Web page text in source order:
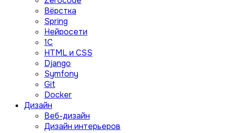
Вёрстка
Spring
Нейросети
1C
HTML и CSS
Django
Symfony
Git
Docker
Дизайн
Веб-дизайн
Дизайн интерьеров